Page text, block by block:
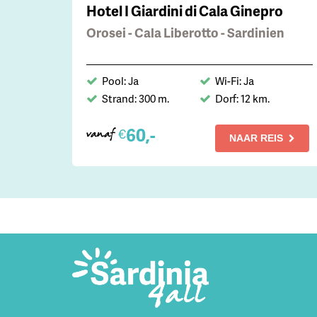
Hotel I Giardini di Cala Ginepro
Orosei - Cala Liberotto - Sardinien
Pool: Ja
Wi-Fi: Ja
Strand: 300 m.
Dorf: 12 km.
vanaf €60,- NAAR REIS